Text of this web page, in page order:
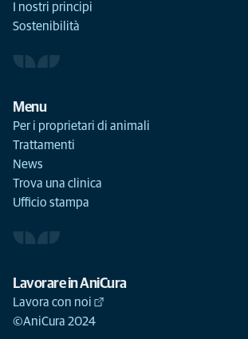
I nostri principi
Sostenibilità
Menu
Per i proprietari di animali
Trattamenti
News
Trova una clinica
Ufficio stampa
Lavorare in AniCura
Lavora con noi
©AniCura 2024